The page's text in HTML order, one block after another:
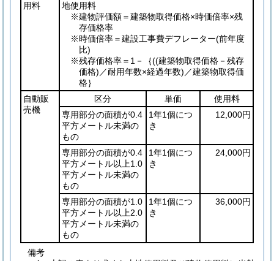
用料
地使用料
※建物評価額＝建築物取得価格×時価倍率×残
存価格率
※時価倍率＝建設工事費デフレーター(前年度
比)
※残存価格率＝1－｛((建築物取得価格－残存
価格) ／耐用年数×経過年数) ／建築物取得価
格｝
自動販
売機
区分 単価
使用料
専用部分の面積が0.4
平方メートル未満の
もの
1年1個につ
き
12,000円
専用部分の面積が0.4
平方メートル以上1.0
平方メートル未満の
もの
1年1個につ
き
24,000円
専用部分の面積が1.0
平方メートル以上2.0
平方メートル未満の
もの
1年1個につ
き
36,000円
備考